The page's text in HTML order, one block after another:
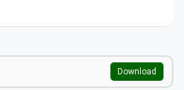
Download